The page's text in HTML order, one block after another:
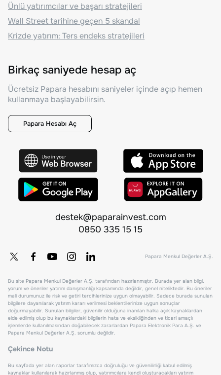
Ünlü yatırımcılar ve başarı stratejileri
Wall Street tarihine geçen 5 skandal
Krizde yatırım: Ters endeks stratejileri
Birkaç saniyede hesap aç
Ücretsiz Papara hesabını saniyeler içinde açıp hemen
kullanmaya başlayabilirsin.
Papara Hesabı Aç
destek@paparainvest.com
0850 335 15 15
Papara Menkul Değerler A.Ş.
Bu site Papara Menkul Değerler A.Ş. tarafından hazırlanmıştır. Burada yer alan bilgi,
yorum ve öneriler yatırım danışmanlığı kapsamında değildir, genel niteliktedir. Bu öneriler
mali durumunuz ile risk ve getiri tercihlerinize uygun olmayabilir. Sadece burada sunulan
bilgilere dayanılarak yatırım kararı verilmesi beklentilerinize uygun sonuçlar
doğurmayabilir. Sunulan bilgiler, güvenilir olduğuna inanılan halka açık kaynaklardan
elde edilmiş olup bu kaynaklardaki bilgilerin hata ve eksikliğinden ve ticari amaçlı
işlemlerde kullanılmasından doğabilecek zararlardan Papara Elektronik Para A.Ş. ve
Papara Menkul Değerler A.Ş. sorumlu değildir.
Çekince Notu
Bu sayfada yer alan raporlar tarafımızca doğruluğu ve güvenilirliği kabul edilmiş
kaynaklar kullanılarak hazırlanmış olup, yatırımcılara kendi oluşturacakları yatırım